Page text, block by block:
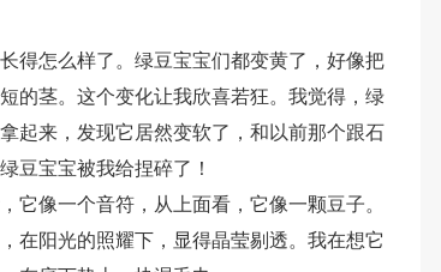
得怎么样了。绿豆宝宝们都变黄了，好像把
的茎。这个变化让我欣喜若狂。我觉得，绿
起来，发现它居然变软了，和以前那个跟石
豆宝宝被我给捏碎了！
它像一个音符，从上面看，它像一颗豆子。
在阳光的照耀下，显得晶莹剔透。我在想它